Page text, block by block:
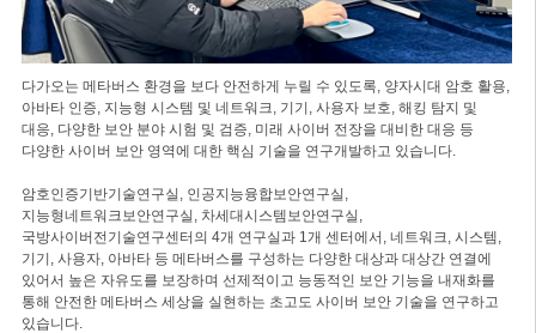
다가오는 메타버스 환경을 보다 안전하게 누릴 수 있도록, 양자시대 암호 활용,
아바타 인증, 지능형 시스템 및 네트워크, 기기, 사용자 보호, 해킹 탐지 및
대응, 다양한 보안 분야 시험 및 검증, 미래 사이버 전장을 대비한 대응 등
다양한 사이버 보안 영역에 대한 핵심 기술을 연구개발하고 있습니다.
암호인증기반기술연구실, 인공지능융합보안연구실,
지능형네트워크보안연구실, 차세대시스템보안연구실,
국방사이버전기술연구센터의 4개 연구실과 1개 센터에서, 네트워크, 시스템,
기기, 사용자, 아바타 등 메타버스를 구성하는 다양한 대상과 대상간 연결에
있어서 높은 자유도를 보장하며 선제적이고 능동적인 보안 기능을 내재화를
통해 안전한 메타버스 세상을 실현하는 초고도 사이버 보안 기술을 연구하고
있습니다.